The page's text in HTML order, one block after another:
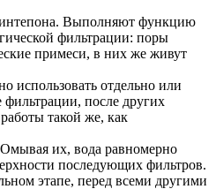
Выполняют функцию
фильтрации: поры
примеси, в них же живут
использовать отдельно или
после других
такой же, как
их, вода равномерно
последующих фильтров.
этапе, перед всеми другими